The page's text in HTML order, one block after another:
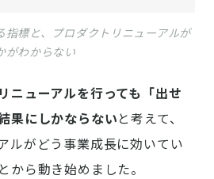
指標と、プロダクトリニューアルが
がわからない
ニューアルを行っても「出せ
果にしかならない と考えて、
ルがどう事業成長に効いてい
から動き始めました。